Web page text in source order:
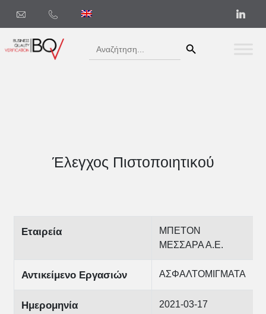
Search
for:
Έλεγχος Πιστοποιητικού
Εταιρεία
ΜΠΕΤΟΝ
ΜΕΣΣΑΡΑ Α.Ε.
Αντικείμενο Εργασιών ΑΣΦΑΛΤΟΜΙΓΜΑΤΑ
Ημερομηνία
2021-03-17